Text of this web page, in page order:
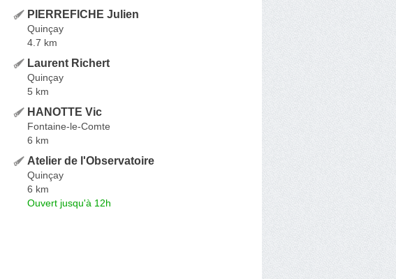
PIERREFICHE Julien
Quinçay
4.7 km
Laurent Richert
Quinçay
5 km
HANOTTE Vic
Fontaine-le-Comte
6 km
Atelier de l'Observatoire
Quinçay
6 km
Ouvert jusqu'à 12h